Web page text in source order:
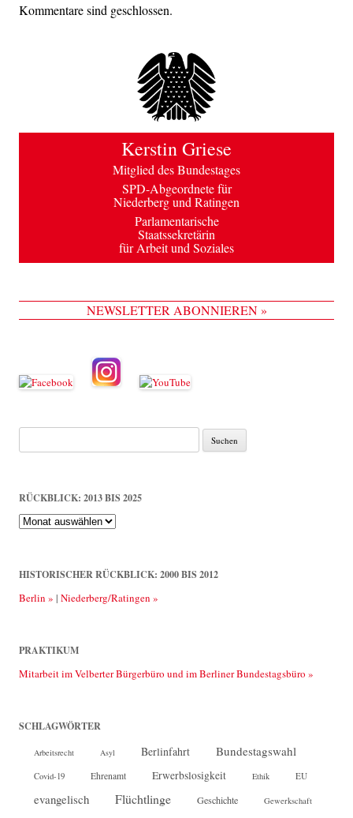
Kommentare sind geschlossen.
Kerstin Griese
Mitglied des Bundestages
SPD-Abgeordnete für
Niederberg und Ratingen
Parlamentarische
Staatssekretärin
für Arbeit und Soziales
NEWSLETTER ABONNIEREN »
Suche
nach:
RÜCKBLICK: 2013 BIS 2025
Rückblick:
2013
bis
HISTORISCHER RÜCKBLICK: 2000 BIS 2012
Berlin » | Niederberg/Ratingen »
PRAKTIKUM
Mitarbeit im Velberter Bürgerbüro und im Berliner Bundestagsbüro »
SCHLAGWÖRTER
Arbeitsrecht Asyl Berlinfahrt Bundestagswahl
Covid-19 Ehrenamt Erwerbslosigkeit Ethik EU
evangelisch Flüchtlinge Geschichte Gewerkschaft